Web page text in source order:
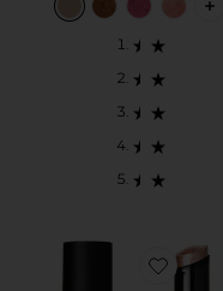
Favorite